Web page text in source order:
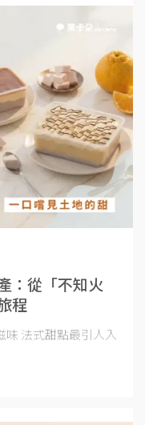
：從「不知火
程
法式甜點最引人入